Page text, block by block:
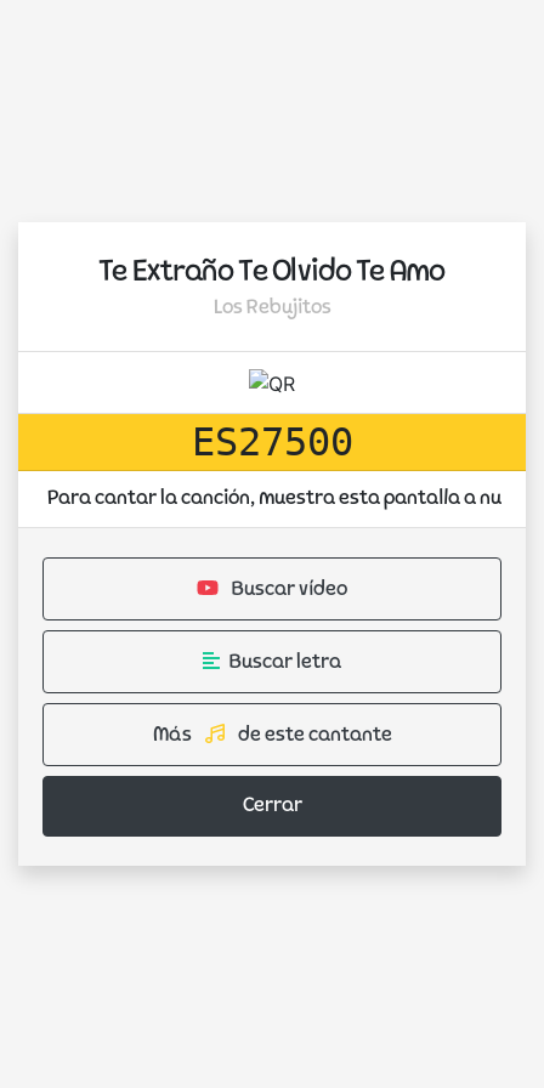
Te Extraño Te Olvido Te Amo
Los Rebujitos
ES27500
Para cantar la canción, muestra esta pantalla a
Buscar vídeo
Buscar letra
Más de este cantante
Cerrar